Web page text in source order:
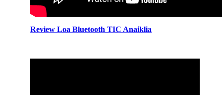
Review Loa Bluetooth TIC Anaiklia